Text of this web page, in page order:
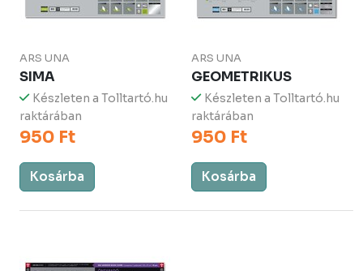
ARS UNA
SIMA
Készleten a Tolltartó.hu
raktárában
950 Ft
Kosárba
ARS UNA
GEOMETRIKUS
Készleten a Tolltartó.hu
raktárában
950 Ft
Kosárba